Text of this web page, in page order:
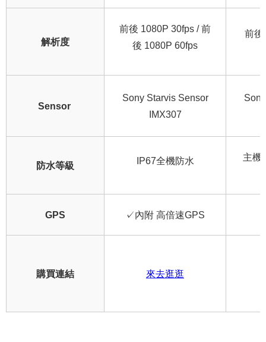
解析度
前後 1080P 30fps / 前
後 1080P 60fps
前後
Sensor
Sony Starvis Sensor
IMX307
防水等級 IP67全機防水 主機
GPS ✓內附 高倍速GPS
購買連結 來去逛逛